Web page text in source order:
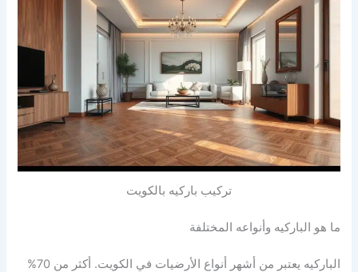
تركيب باركيه بالكويت
ما هو الباركيه وأنواعه المختلفة
الباركيه يعتبر من أشهر أنواع الأرضيات في الكويت. أكثر من 70%